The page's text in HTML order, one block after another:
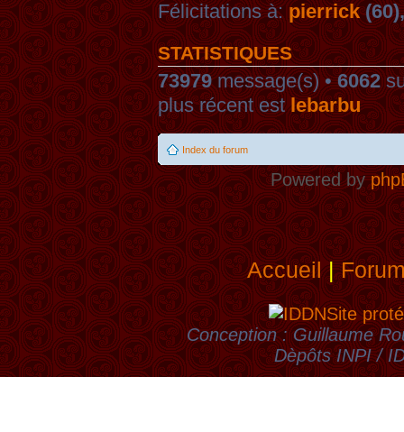
Félicitations à:pierrick
STATISTIQUES
73979message(s) •6062
plus récent estlebarbu
Index du forum
Powered by
Accueil|
Site
Conception : Guillaume
Dèpôts INPI /